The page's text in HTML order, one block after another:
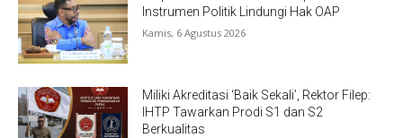
Instrumen Politik Lindungi Hak OAP
Kamis, 6 Agustus 2026
Miliki Akreditasi ‘Baik Sekali’, Rektor Filep:
IHTP Tawarkan Prodi S1 dan S2
Berkualitas